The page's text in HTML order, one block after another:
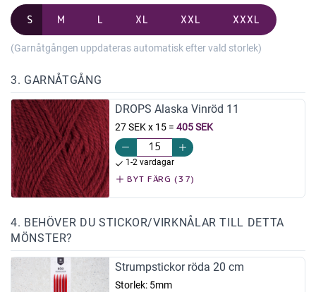
S M L XL XXL XXXL
(Garnåtgången uppdateras automatisk efter vald storlek)
3. GARNÅTGÅNG
DROPS Alaska Vinröd 11
27 SEK x 15= 405 SEK
1-2 vardagar
BYT FÄRG (37)
4. BEHÖVER DU STICKOR/VIRKNÅLAR TILL DETTA
MÖNSTER?
Strumpstickor röda 20 cm
Storlek: 5mm